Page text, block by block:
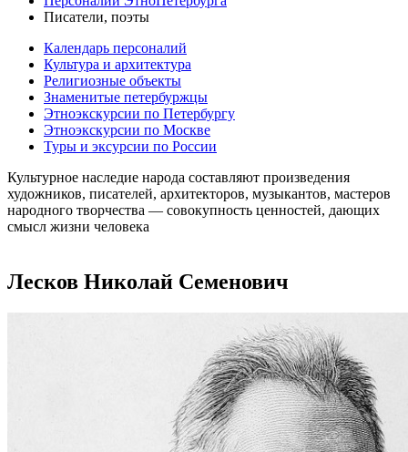
Писатели, поэты
Календарь персоналий
Культура и архитектура
Религиозные объекты
Знаменитые петербуржцы
Этноэкскурсии по Петербургу
Этноэкскурсии по Москве
Туры и эксурсии по России
Культурное наследие народа составляют произведения
художников, писателей, архитекторов, музыкантов, мастеров
народного творчества ― совокупность ценностей, дающих
смысл жизни человека
Лесков Николай Семенович